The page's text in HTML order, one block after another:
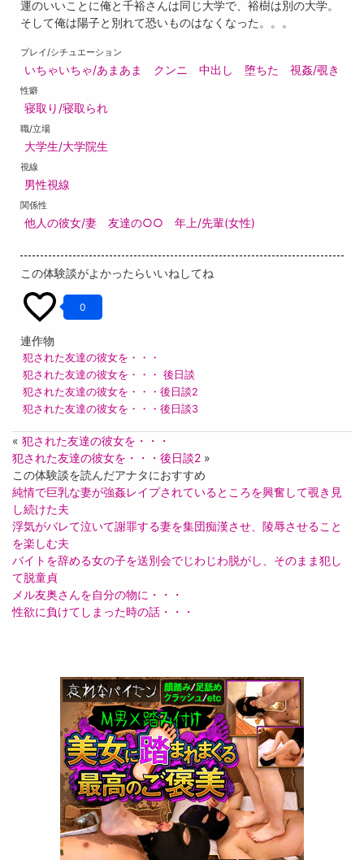
運のいいことに俺と千裕さんは同じ大学で、裕樹は別の大学。
そして俺は陽子と別れて恐いものはなくなった。。。
プレイ/シチュエーション
いちゃいちゃ/あまあま クンニ 中出し 堕ちた 視姦/覗き
性癖
寝取り/寝取られ
職/立場
大学生/大学院生
視線
男性視線
関係性
他人の彼女/妻 友達の○○ 年上/先輩(女性)
この体験談がよかったらいいねしてね
0
連作物
犯された友達の彼女を・・・
犯された友達の彼女を・・・ 後日談
犯された友達の彼女を・・・後日談2
犯された友達の彼女を・・・後日談3
« 犯された友達の彼女を・・・
犯された友達の彼女を・・・後日談2 »
この体験談を読んだアナタにおすすめ
純情で巨乳な妻が強姦レイプされているところを興奮して覗き見
し続けた夫
浮気がバレて泣いて謝罪する妻を集団痴漢させ、陵辱させること
を楽しむ夫
バイトを辞める女の子を送別会でじわじわ脱がし、そのまま犯し
て脱童貞
メル友奥さんを自分の物に・・・
性欲に負けてしまった時の話・・・